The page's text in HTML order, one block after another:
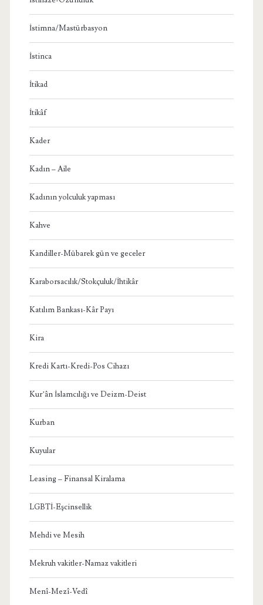
İstimna/Mastürbasyon
İstinca
İtikad
İtikâf
Kader
Kadın – Aile
Kadının yolculuk yapması
Kahve
Kandiller-Mübarek gün ve geceler
Karaborsacılık/Stokçuluk/İhtikâr
Katılım Bankası-Kâr Payı
Kira
Kredi Kartı-Kredi-Pos Cihazı
Kur’ân İslamcılığı ve Deizm-Deist
Kurban
Kuyular
Leasing – Finansal Kiralama
LGBTİ-Eşcinsellik
Mehdi ve Mesih
Mekruh vakitler-Namaz vakitleri
Menî-Mezî-Vedî